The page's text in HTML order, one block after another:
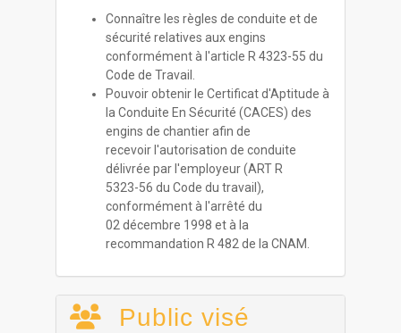
Connaître les règles de conduite et de
sécurité relatives aux engins
conformément à l'article R 4323-55 du
Code de Travail.
Pouvoir obtenir le Certificat d'Aptitude à
la Conduite En Sécurité (CACES) des
engins de chantier afin de
recevoir l'autorisation de conduite
délivrée par l'employeur (ART R
5323-56 du Code du travail),
conformément à l'arrêté du
02 décembre 1998 et à la
recommandation R 482 de la CNAM.
Public visé